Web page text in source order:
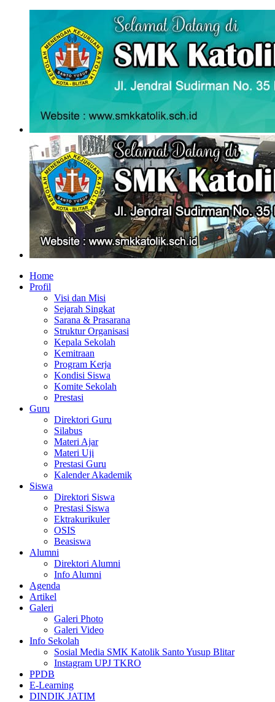
Home
Profil
Visi dan Misi
Sejarah Singkat
Sarana & Prasarana
Struktur Organisasi
Kepala Sekolah
Kemitraan
Program Kerja
Kondisi Siswa
Komite Sekolah
Prestasi
Guru
Direktori Guru
Silabus
Materi Ajar
Materi Uji
Prestasi Guru
Kalender Akademik
Siswa
Direktori Siswa
Prestasi Siswa
Ektrakurikuler
OSIS
Beasiswa
Alumni
Direktori Alumni
Info Alumni
Agenda
Artikel
Galeri
Galeri Photo
Galeri Video
Info Sekolah
Sosial Media SMK Katolik Santo Yusup Blitar
Instagram UPJ TKRO
PPDB
E-Learning
DINDIK JATIM